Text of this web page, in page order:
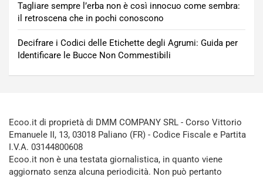
Tagliare sempre l’erba non è così innocuo come sembra:
il retroscena che in pochi conoscono
Decifrare i Codici delle Etichette degli Agrumi: Guida per
Identificare le Bucce Non Commestibili
Ecoo.it di proprietà di DMM COMPANY SRL - Corso Vittorio
Emanuele II, 13, 03018 Paliano (FR) - Codice Fiscale e Partita
I.V.A. 03144800608
Ecoo.it non è una testata giornalistica, in quanto viene
aggiornato senza alcuna periodicità. Non può pertanto